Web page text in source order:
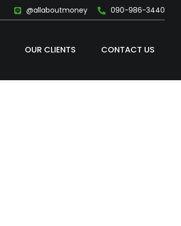
@allaboutmoney 090-986-3440
OUR CLIENTS CONTACT US